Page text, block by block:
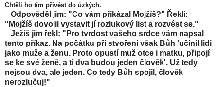
Chtěli ho tím přivést do úzkých.
Odpověděl jim: "Co vám přikázal Mojžíš?" Řekli:
"Mojžíš dovolil vystavit jí rozlukový list a rozvést se."
Ježíš jim řekl: "Pro tvrdost vašeho srdce vám napsal
tento příkaz. Na počátku při stvoření však Bůh 'učinil lidi
jako muže a ženu. Proto opustí muž otce i matku, připojí
se ke své ženě, a ti dva budou jeden člověk'. Už tedy
nejsou dva, ale jeden. Co tedy Bůh spojil, člověk
nerozlučuj!"